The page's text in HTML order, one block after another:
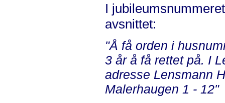
I
avsnittet:
"Å få orden i
3 år å få rettet på. I
adresse Lensmann
Malerhaugen 1 - 12"